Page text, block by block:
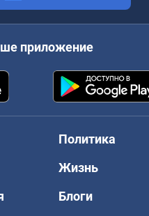
приложение
Политика
Жизнь
Блоги